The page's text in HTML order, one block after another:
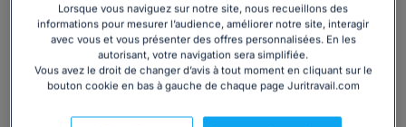
Pour prévenir les comportements de harcèlement moral
au sein de l'entreprise, vous avez la possibilité de recourir
divers leviers.
À lire aussi :Le référent harcèlement sexuel CSE :
désignation, formation, missions et moyens
Lorsque vous naviguez sur notre site, nous recueillons des
informations pour mesurer l’audience, améliorer notre site, interagir
avec vous et vous présenter des offres personnalisées. En les
autorisant, votre navigation sera simplifiée.
Vous avez le droit de changer d’avis à tout moment en cliquant sur le
bouton cookie en bas à gauche de chaque page Juritravail.com